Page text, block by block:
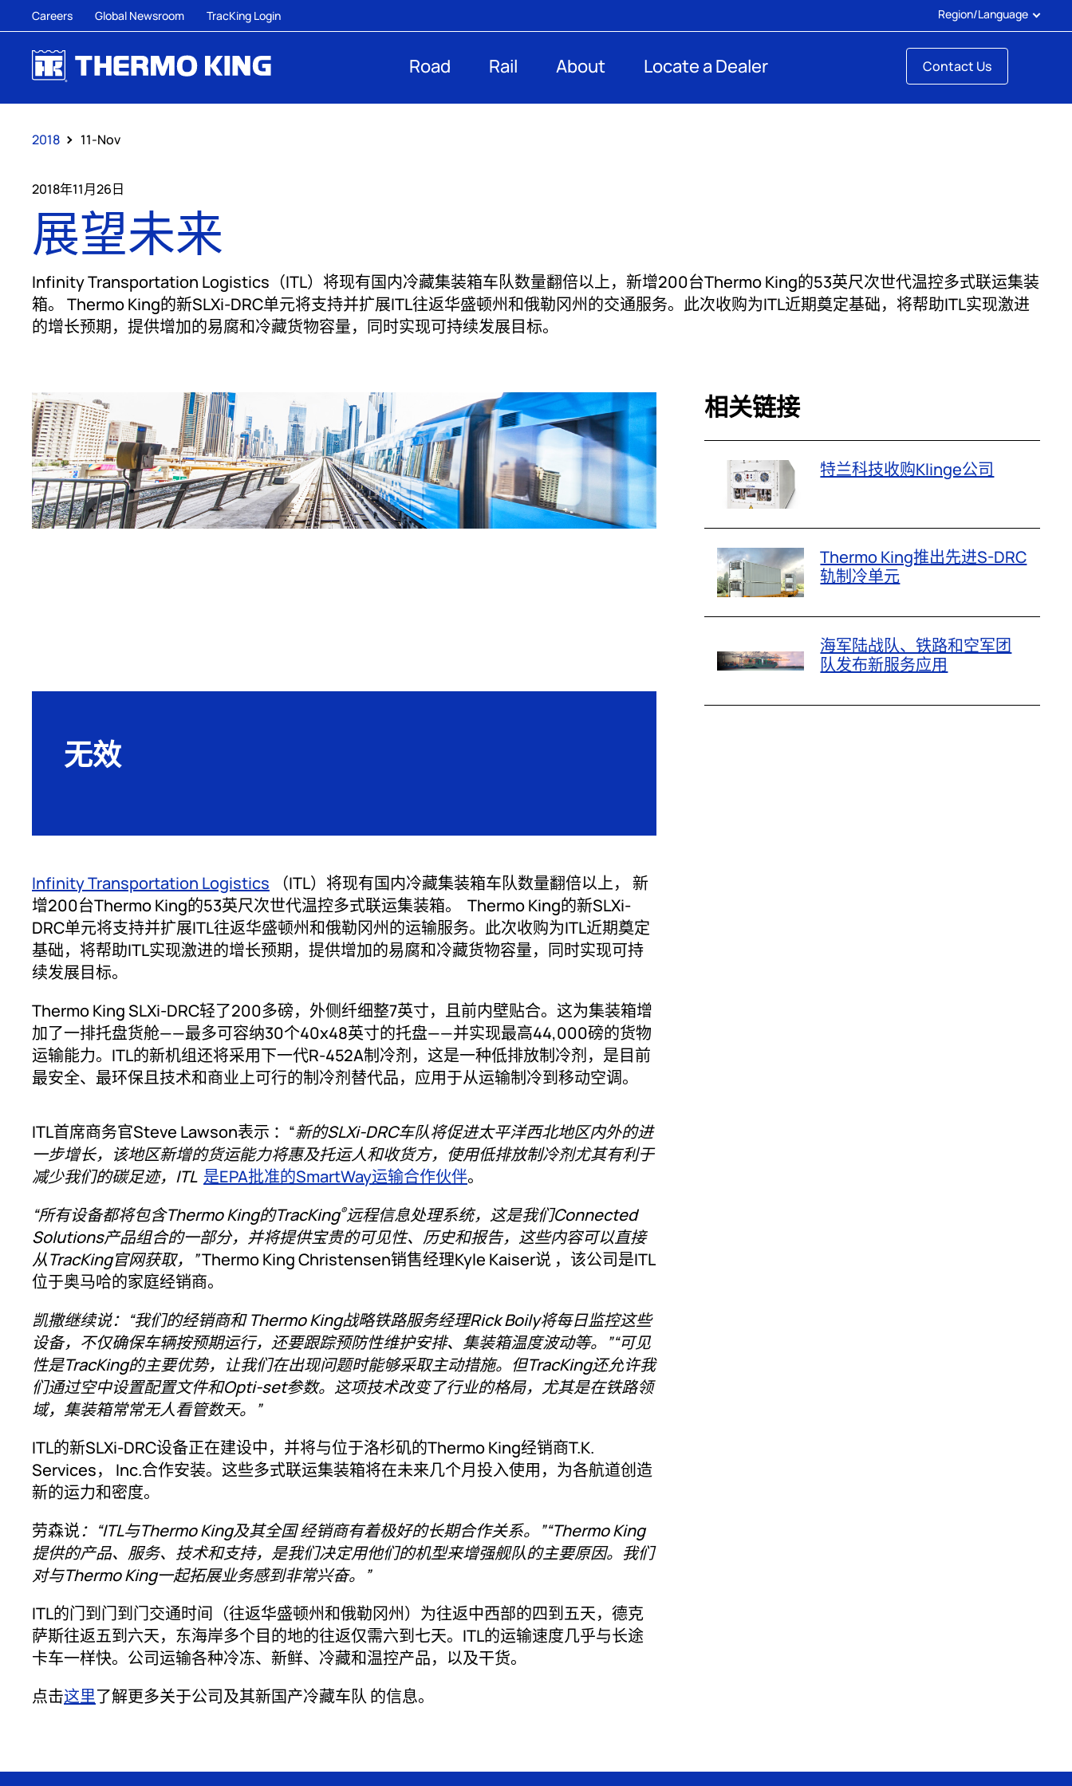
Region/Language
Careers Global Newsroom TracKing Login
Road Rail About Locate a Dealer Contact Us
2018 11-Nov
2018年11月26日
展望未来
Infinity Transportation Logistics（ITL）将现有国内冷藏集装箱车队数量翻倍以上，新增200台Thermo King的53英尺次世代温控多式联运集装
箱。 Thermo King的新SLXi-DRC单元将支持并扩展ITL往返华盛顿州和俄勒冈州的交通服务。此次收购为ITL近期奠定基础，将帮助ITL实现激进
的增长预期，提供增加的易腐和冷藏货物容量，同时实现可持续发展目标。
无效
Infinity Transportation Logistics （ITL）将现有国内冷藏集装箱车队数量翻倍以上， 新
增200台Thermo King的53英尺次世代温控多式联运集装箱。 Thermo King的新SLXi-
DRC单元将支持并扩展ITL往返华盛顿州和俄勒冈州的运输服务。此次收购为ITL近期奠定
基础，将帮助ITL实现激进的增长预期，提供增加的易腐和冷藏货物容量，同时实现可持
续发展目标。
Thermo King SLXi-DRC轻了200多磅，外侧纤细整7英寸，且前内壁贴合。这为集装箱增
加了一排托盘货舱——最多可容纳30个40x48英寸的托盘——并实现最高44,000磅的货物
运输能力。ITL的新机组还将采用下一代R-452A制冷剂，这是一种低排放制冷剂，是目前
最安全、最环保且技术和商业上可行的制冷剂替代品，应用于从运输制冷到移动空调。
ITL首席商务官Steve Lawson表示 ：“新的SLXi-DRC车队将促进太平洋西北地区内外的进
一步增长，该地区新增的货运能力将惠及托运人和收货方，使用低排放制冷剂尤其有利于
减少我们的碳足迹，ITL 是EPA批准的SmartWay运输合作伙伴。
“所有设备都将包含Thermo King的TracKing®远程信息处理系统，这是我们Connected
Solutions产品组合的一部分，并将提供宝贵的可见性、历史和报告，这些内容可以直接
从TracKing官网获取，”Thermo King Christensen销售经理Kyle Kaiser说 ，该公司是ITL
位于奥马哈的家庭经销商。
凯撒继续说：“我们的经销商和 Thermo King战略铁路服务经理Rick Boily将每日监控这些
设备，不仅确保车辆按预期运行，还要跟踪预防性维护安排、集装箱温度波动等。”“可见
性是TracKing的主要优势，让我们在出现问题时能够采取主动措施。但TracKing还允许我
们通过空中设置配置文件和Opti-set参数。这项技术改变了行业的格局，尤其是在铁路领
域，集装箱常常无人看管数天。”
ITL的新SLXi-DRC设备正在建设中，并将与位于洛杉矶的Thermo King经销商T.K.
Services， Inc.合作安装。这些多式联运集装箱将在未来几个月投入使用，为各航道创造
新的运力和密度。
劳森说：“ITL与Thermo King及其全国 经销商有着极好的长期合作关系。”“Thermo King
提供的产品、服务、技术和支持，是我们决定用他们的机型来增强舰队的主要原因。我们
对与Thermo King一起拓展业务感到非常兴奋。”
ITL的门到门到门交通时间（往返华盛顿州和俄勒冈州）为往返中西部的四到五天，德克
萨斯往返五到六天，东海岸多个目的地的往返仅需六到七天。ITL的运输速度几乎与长途
卡车一样快。公司运输各种冷冻、新鲜、冷藏和温控产品，以及干货。
点击这里了解更多关于公司及其新国产冷藏车队 的信息。
相关链接
特兰科技收购Klinge公司
Thermo King推出先进S-DRC
轨制冷单元
海军陆战队、铁路和空军团
队发布新服务应用